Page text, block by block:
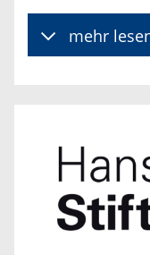
mehr